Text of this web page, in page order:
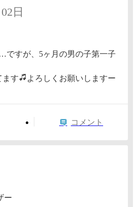
日
ですが、5ヶ月の男の子第一子
ます
よろしくお願いしますー
コメント
ー